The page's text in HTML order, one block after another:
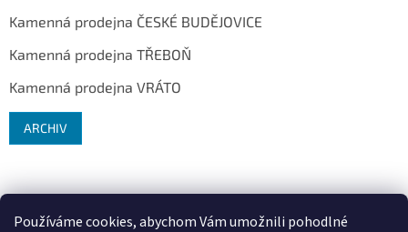
Používáme cookies, abychom Vám umožnili pohodlné
Kamenná prodejna ČESKÉ BUDĚJOVICE
Kamenná prodejna TŘEBOŇ
Kamenná prodejna VRÁTO
ARCHIV